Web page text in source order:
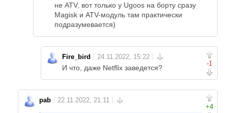
не ATV, вот только у Ugoos на борту сразу
Magisk и ATV-модуль там практически
подразумевается)
-1
Fire_bird
И что, даже Netflix заведется?
+4
pab